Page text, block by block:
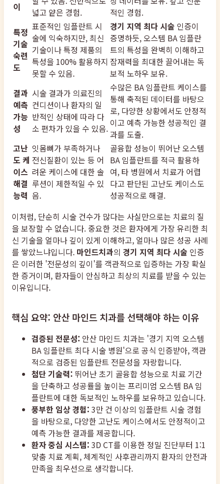
이
넓고 얕은 경험.
적인 경험.
특정
기술
숙련
도
표준적인 임플란트 시
술에 익숙하지만, 최신
기술이나 특정 제품의
특성을 100% 활용하지
못할 수 있음.
경기 지역 최다 시술 인증이
증명하듯, 오스템 BA 임플란
트의 특성을 완벽히 이해하고
잠재력을 최대한 끌어내는 독
보적 노하우 보유.
결과
예측
가능
성
시술 결과가 의료진의
컨디션이나 환자의 일
반적인 상태에 따라 다
소 편차가 있을 수 있음.
수많은 BA 임플란트 케이스를
통해 축적된 데이터를 바탕으
로, 다양한 상황에서도 안정적
이고 예측 가능한 성공적인 결
과를 도출.
고난
도 케
이스
해결
능력
잇몸뼈가 부족하거나
전신질환이 있는 등 어
려운 케이스에 대한 솔
루션이 제한적일 수 있
음.
골융합 성능이 뛰어난 오스템
BA 임플란트를 적극 활용하
여, 타 병원에서 치료가 어렵
다고 판단된 고난도 케이스도
성공적으로 해결.
이처럼, 단순히 시술 건수가 많다는 사실만으로는 치료의 질
을 보장할 수 없습니다. 중요한 것은 환자에게 가장 유리한 최
신 기술을 얼마나 깊이 있게 이해하고, 얼마나 많은 성공 사례
를 쌓았느냐입니다. 마인드치과의 경기 지역 최다 시술 인증
은 이러한 '전문성의 깊이'를 객관적으로 입증하는 가장 확실
한 증거이며, 환자들이 안심하고 최상의 치료를 받을 수 있는
이유입니다.
핵심 요약: 안산 마인드 치과를 선택해야 하는 이유
검증된 전문성: 안산 마인드 치과는 '경기 지역 오스템
BA 임플란트 최다 시술 병원'으로 공식 인증받아, 객관
적으로 검증된 임플란트 전문성을 자랑합니다.
첨단 기술력: 뛰어난 초기 골융합 성능으로 치료 기간
을 단축하고 성공률을 높이는 프리미엄 오스템 BA 임
플란트에 대한 독보적인 노하우를 보유하고 있습니다.
풍부한 임상 경험: 3만 건 이상의 임플란트 시술 경험
을 바탕으로, 다양한 고난도 케이스에서도 안정적이고
예측 가능한 결과를 제공합니다.
환자 중심 시스템: 3D CT를 이용한 정밀 진단부터 1:1
맞춤 치료 계획, 체계적인 사후관리까지 환자의 안전과
만족을 최우선으로 생각합니다.